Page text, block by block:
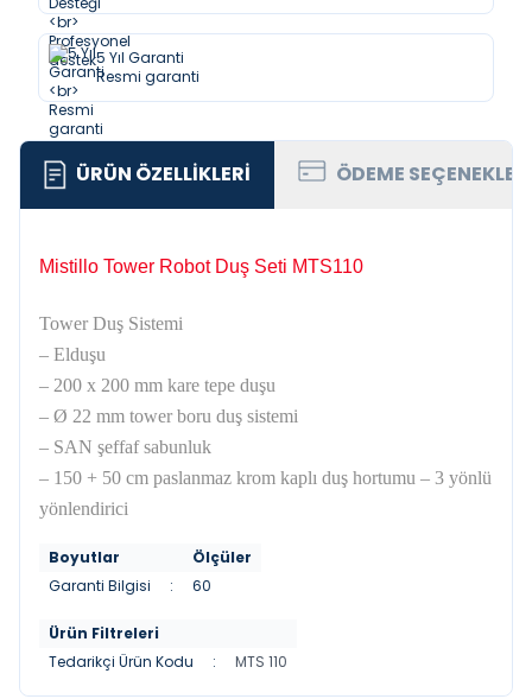
5 Yıl Garanti
Resmi garanti
ÜRÜN ÖZELLIKLERI ÖDEME
Mistillo Tower Robot Duş Seti MTS110
Tower Duş Sistemi
– Elduşu
– 200 x 200 mm kare tepe duşu
– Ø 22 mm tower boru duş sistemi
– SAN şeffaf sabunluk
– 150 + 50 cm paslanmaz krom kaplı duş hortumu – 3 yönlü
yönlendirici
Boyutlar
Ölçüler
Garanti Bilgisi
: 60
Ürün Filtreleri
Tedarikçi Ürün Kodu
: MTS 110